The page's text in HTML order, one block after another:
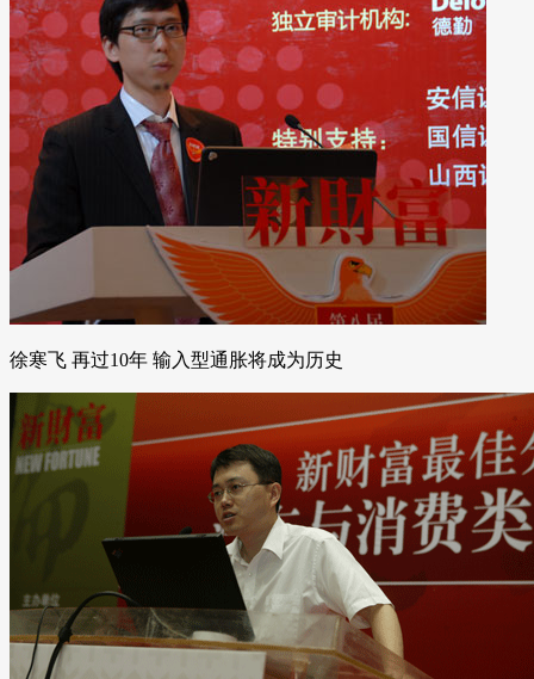
徐寒飞 再过10年 输入型通胀将成为历史